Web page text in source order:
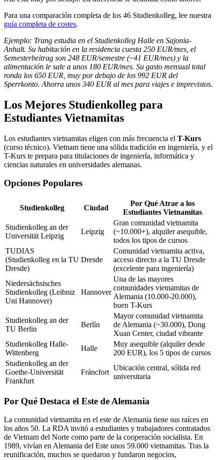
Para una comparación completa de los 46 Studienkolleg, lee nuestra
guía completa de costes.
Ejemplo: Trang estudia en el Studienkolleg Halle en Sajonia-
Anhalt. Su habitación en la residencia cuesta 250 EUR/mes, el
Semesterbeitrag son 248 EUR/semestre (~41 EUR/mes) y la
alimentación le sale a unos 180 EUR/mes. Su gasto mensual total
ronda los 650 EUR, muy por debajo de los 992 EUR del
Sperrkonto. Ahorra unos 340 EUR al mes para viajes e imprevistos.
Los Mejores Studienkolleg para
Estudiantes Vietnamitas
Los estudiantes vietnamitas eligen con más frecuencia el T-Kurs
(curso técnico). Vietnam tiene una sólida tradición en ingeniería, y el
T-Kurs te prepara para titulaciones de ingeniería, informática y
ciencias naturales en universidades alemanas.
Opciones Populares
Studienkolleg Ciudad
Por Qué Atrae a los
Estudiantes Vietnamitas
Studienkolleg an der
Universität Leipzig
Leipzig
Gran comunidad vietnamita
(~10.000+), alquiler asequible,
todos los tipos de cursos
TUDIAS
(Studienkolleg en la TU
Dresde)
Dresde
Comunidad vietnamita activa,
acceso directo a la TU Dresde
(excelente para ingeniería)
Niedersächsisches
Studienkolleg (Leibniz
Uni Hannover)
Hannover
Una de las mayores
comunidades vietnamitas de
Alemania (10.000-20.000),
buen T-Kurs
Studienkolleg an der
TU Berlin
Berlín
Mayor comunidad vietnamita
de Alemania (~30.000), Dong
Xuan Center, ciudad vibrante
Studienkolleg Halle-
Wittenberg
Halle
Muy asequible (alquiler desde
200 EUR), los 5 tipos de cursos
Studienkolleg an der
Goethe-Universität
Frankfurt
Fráncfort
Ubicación central, sólida red
universitaria
Por Qué Destaca el Este de Alemania
La comunidad vietnamita en el este de Alemania tiene sus raíces en
los años 50. La RDA invitó a estudiantes y trabajadores contratados
de Vietnam del Norte como parte de la cooperación socialista. En
1989, vivían en Alemania del Este unos 59.000 vietnamitas. Tras la
reunificación, muchos se quedaron y fundaron negocios,